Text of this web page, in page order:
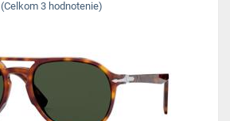
(Celkom 3 hodnotenie)